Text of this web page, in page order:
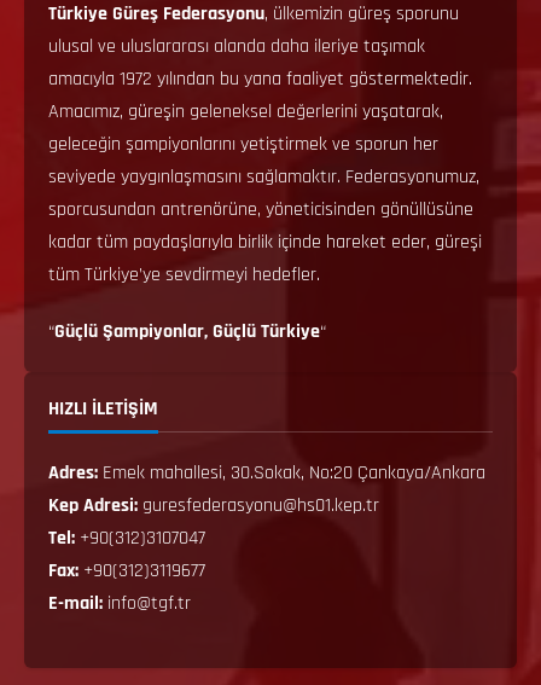
Türkiye Güreş Federasyonu, ülkemizin güreş sporunu
ulusal ve uluslararası alanda daha ileriye taşımak
amacıyla 1972 yılından bu yana faaliyet göstermektedir.
Amacımız, güreşin geleneksel değerlerini yaşatarak,
geleceğin şampiyonlarını yetiştirmek ve sporun her
seviyede yaygınlaşmasını sağlamaktır. Federasyonumuz,
sporcusundan antrenörüne, yöneticisinden gönüllüsüne
kadar tüm paydaşlarıyla birlik içinde hareket eder, güreşi
tüm Türkiye’ye sevdirmeyi hedefler.
“Güçlü Şampiyonlar, Güçlü Türkiye“
HIZLI İLETİŞİM
Adres: Emek mahallesi, 30.Sokak, No:20 Çankaya/Ankara
Kep Adresi: guresfederasyonu@hs01.kep.tr
Tel: +90(312)3107047
Fax: +90(312)3119677
E-mail: info@tgf.tr